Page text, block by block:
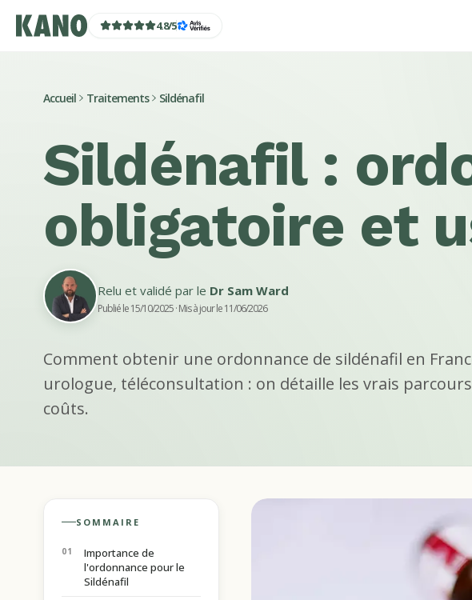
4.8/5
Accueil Traitements Sildénafil
Sildénafil :
obligatoire et
Relu et validé par le Dr Sam Ward
Publié le 15/10/2025· Mis à jour le 11/06/2026
Comment obtenir une ordonnance de sildénafil en
urologue, téléconsultation : on détaille les vrais
coûts.
SOMMAIRE
Importance de
l'ordonnance pour le
Sildénafil